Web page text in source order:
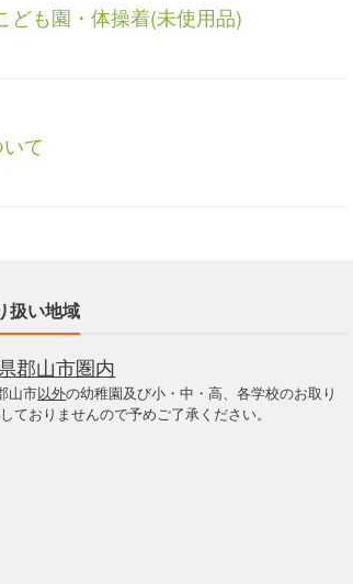
ども園・体操着(未使用品)
て
扱い地域
郡山市圏内
山市以外の幼稚園及び小・中・高、各学校のお取り
ておりませんので予めご了承ください。